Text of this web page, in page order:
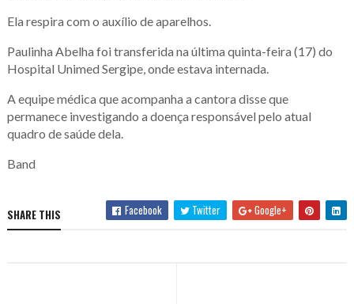
Ela respira com o auxílio de aparelhos.
Paulinha Abelha foi transferida na última quinta-feira (17) do
Hospital Unimed Sergipe, onde estava internada.
A equipe médica que acompanha a cantora disse que
permanece investigando a doença responsável pelo atual
quadro de saúde dela.
Band
SHARE THIS Facebook Twitter Google+